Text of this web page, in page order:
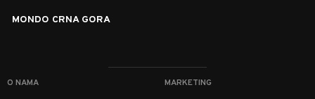
MONDO CRNA GORA
O NAMA MARKETING